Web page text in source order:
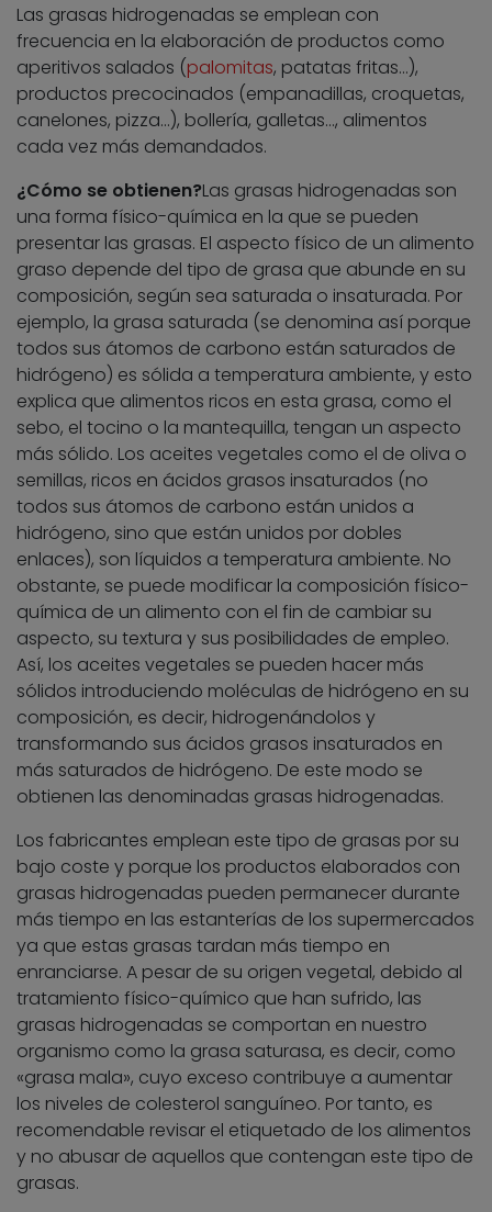
Las grasas hidrogenadas se emplean con
frecuencia en la elaboración de productos como
aperitivos salados (palomitas, patatas fritas…),
productos precocinados (empanadillas, croquetas,
canelones, pizza…), bollería, galletas…, alimentos
cada vez más demandados.
¿Cómo se obtienen?Las grasas hidrogenadas son
una forma físico-química en la que se pueden
presentar las grasas. El aspecto físico de un alimento
graso depende del tipo de grasa que abunde en su
composición, según sea saturada o insaturada. Por
ejemplo, la grasa saturada (se denomina así porque
todos sus átomos de carbono están saturados de
hidrógeno) es sólida a temperatura ambiente, y esto
explica que alimentos ricos en esta grasa, como el
sebo, el tocino o la mantequilla, tengan un aspecto
más sólido. Los aceites vegetales como el de oliva o
semillas, ricos en ácidos grasos insaturados (no
todos sus átomos de carbono están unidos a
hidrógeno, sino que están unidos por dobles
enlaces), son líquidos a temperatura ambiente. No
obstante, se puede modificar la composición físico-
química de un alimento con el fin de cambiar su
aspecto, su textura y sus posibilidades de empleo.
Así, los aceites vegetales se pueden hacer más
sólidos introduciendo moléculas de hidrógeno en su
composición, es decir, hidrogenándolos y
transformando sus ácidos grasos insaturados en
más saturados de hidrógeno. De este modo se
obtienen las denominadas grasas hidrogenadas.
Los fabricantes emplean este tipo de grasas por su
bajo coste y porque los productos elaborados con
grasas hidrogenadas pueden permanecer durante
más tiempo en las estanterías de los supermercados
ya que estas grasas tardan más tiempo en
enranciarse. A pesar de su origen vegetal, debido al
tratamiento físico-químico que han sufrido, las
grasas hidrogenadas se comportan en nuestro
organismo como la grasa saturasa, es decir, como
«grasa mala», cuyo exceso contribuye a aumentar
los niveles de colesterol sanguíneo. Por tanto, es
recomendable revisar el etiquetado de los alimentos
y no abusar de aquellos que contengan este tipo de
grasas.